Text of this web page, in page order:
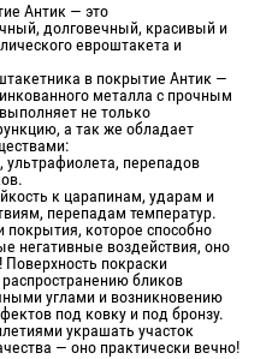
Антик — это
долговечный, красивый и
евроштакета и
в покрытие Антик —
металла с прочным
не только
а так же обладает
ультрафиолета, перепадов
к царапинам, ударам и
перепадам температур.
которое способно
негативные воздействия, оно
Поверхность покраски
бликов
углами и возникновению
под ковку и под бронзу.
украшать участок
— оно практически вечно!